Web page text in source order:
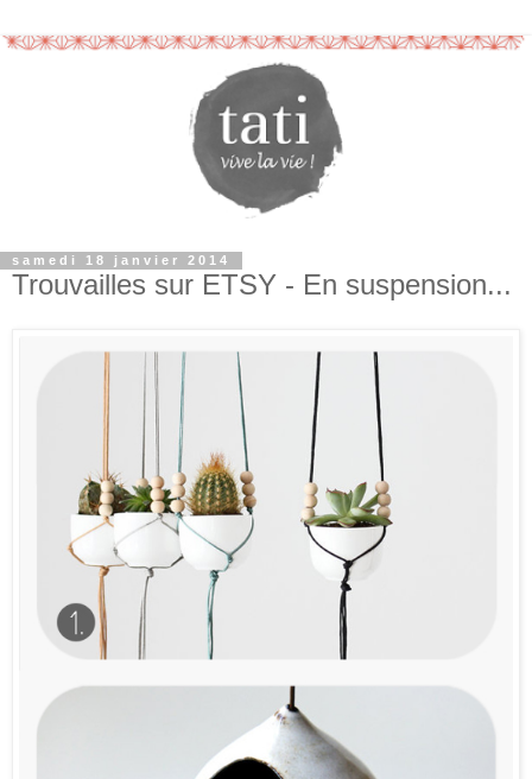
samedi 18 janvier 2014
Trouvailles sur ETSY - En suspension...